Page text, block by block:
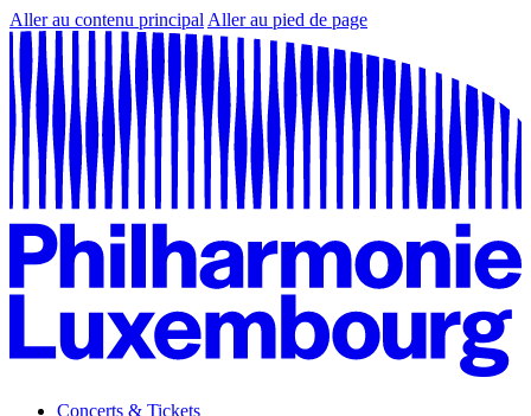
Aller au contenu principal Aller au pied de page
Concerts & Tickets